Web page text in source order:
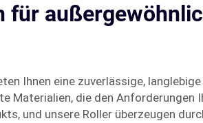
Ihnen eine zuverlässige,
die den Anforderungen
und unsere Roller überzeugen